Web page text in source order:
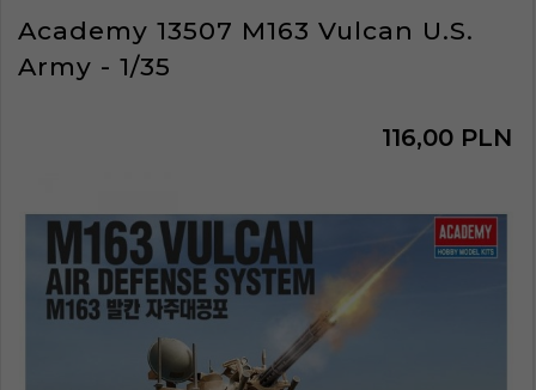
Academy 13507 M163 Vulcan U.S.
Army - 1/35
116,00 PLN